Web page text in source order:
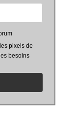
pixels de
besoins